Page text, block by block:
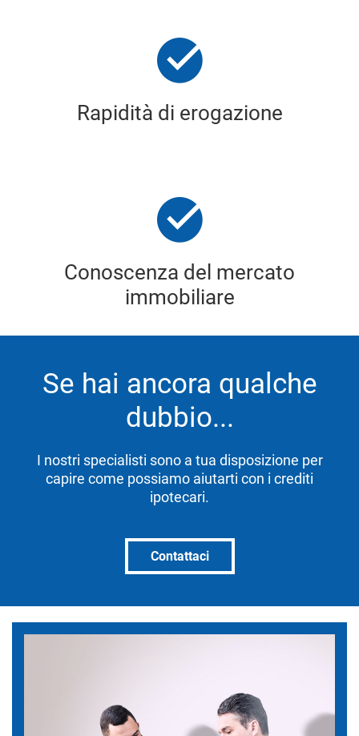
Rapidità di erogazione
Conoscenza del mercato
immobiliare
Se hai ancora qualche
dubbio...
I nostri specialisti sono a tua disposizione per
capire come possiamo aiutarti con i crediti
ipotecari.
Contattaci